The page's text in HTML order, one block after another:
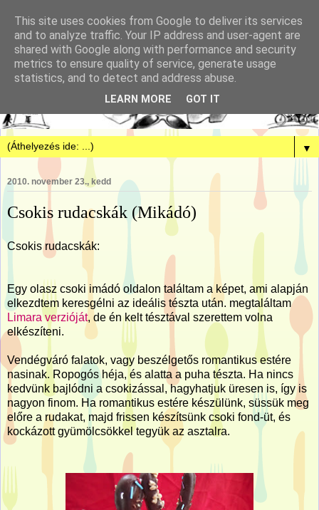
▼
2010. november 23., kedd
Csokis rudacskák (Mikádó)
Csokis rudacskák:
Egy olasz csoki imádó oldalon találtam a képet, ami alapján
elkezdtem keresgélni az ideális tészta után. megtaláltam
Limara verzióját, de én kelt tésztával szerettem volna
elkészíteni.
Vendégváró falatok, vagy beszélgetős romantikus estére
nasinak. Ropogós héja, és alatta a puha tészta. Ha nincs
kedvünk bajlódni a csokizással, hagyhatjuk üresen is, így is
nagyon finom. Ha romantikus estére készülünk, süssük meg
előre a rudakat, majd frissen készítsünk csoki fond-üt, és
kockázott gyümölcsökkel tegyük az asztalra.
This site uses cookies from Google to deliver its services
and to analyze traffic. Your IP address and user-agent are
shared with Google along with performance and security
metrics to ensure quality of service, generate usage
statistics, and to detect and address abuse.
LEARN MORE GOT IT